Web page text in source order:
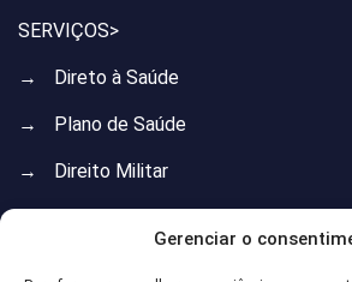
Gerenciar o
SERVIÇOS>
→ Direto à Saúde
→ Plano de Saúde
→ Direito Militar